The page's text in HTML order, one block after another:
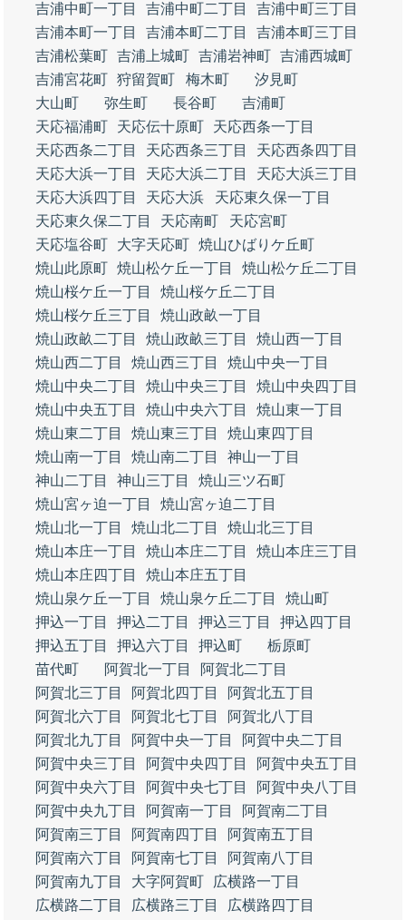
吉浦中町一丁目
吉浦中町二丁目
吉浦中町三丁目
吉浦本町一丁目
吉浦本町二丁目
吉浦本町三丁目
吉浦松葉町 吉浦上城町 吉浦岩神町 吉浦西城町
吉浦宮花町 狩留賀町 梅木町
汐見町
大山町
弥生町 長谷町
吉浦町
天応福浦町
天応伝十原町
天応西条一丁目
天応西条二丁目
天応西条三丁目
天応西条四丁目
天応大浜一丁目
天応大浜二丁目
天応大浜三丁目
天応大浜四丁目
天応大浜
天応東久保一丁目
天応東久保二丁目
天応南町
天応宮町
天応塩谷町
大字天応町 焼山ひばりケ丘町
焼山此原町 焼山松ケ丘一丁目
焼山松ケ丘二丁目
焼山桜ケ丘一丁目
焼山桜ケ丘二丁目
焼山桜ケ丘三丁目
焼山政畝一丁目
焼山政畝二丁目
焼山政畝三丁目
焼山西一丁目
焼山西二丁目
焼山西三丁目
焼山中央一丁目
焼山中央二丁目
焼山中央三丁目
焼山中央四丁目
焼山中央五丁目
焼山中央六丁目
焼山東一丁目
焼山東二丁目
焼山東三丁目
焼山東四丁目
焼山南一丁目
焼山南二丁目
神山一丁目
神山二丁目
神山三丁目
焼山三ツ石町
焼山宮ヶ迫一丁目
焼山宮ヶ迫二丁目
焼山北一丁目
焼山北二丁目
焼山北三丁目
焼山本庄一丁目
焼山本庄二丁目
焼山本庄三丁目
焼山本庄四丁目
焼山本庄五丁目
焼山泉ケ丘一丁目
焼山泉ケ丘二丁目
焼山町
押込一丁目
押込二丁目 押込三丁目
押込四丁目
押込五丁目
押込六丁目 押込町
栃原町
苗代町
阿賀北一丁目
阿賀北二丁目
阿賀北三丁目
阿賀北四丁目
阿賀北五丁目
阿賀北六丁目
阿賀北七丁目
阿賀北八丁目
阿賀北九丁目
阿賀中央一丁目
阿賀中央二丁目
阿賀中央三丁目
阿賀中央四丁目
阿賀中央五丁目
阿賀中央六丁目
阿賀中央七丁目
阿賀中央八丁目
阿賀中央九丁目
阿賀南一丁目
阿賀南二丁目
阿賀南三丁目
阿賀南四丁目
阿賀南五丁目
阿賀南六丁目
阿賀南七丁目
阿賀南八丁目
阿賀南九丁目
大字阿賀町
広横路一丁目
広横路二丁目
広横路三丁目
広横路四丁目